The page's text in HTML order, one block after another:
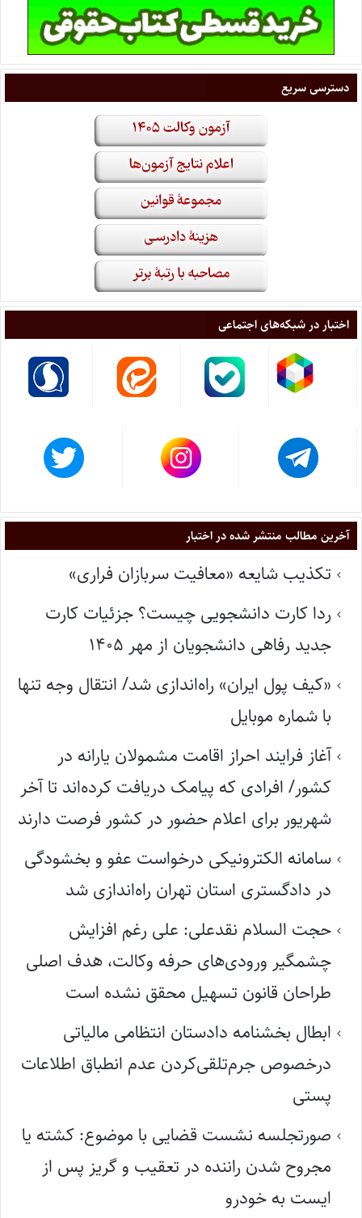
دسترسی سریع
اختبار در شبکه‌های اجتماعی
آخرین مطالب منتشر شده در اختبار
تکذیب شایعه «معافیت سربازان فراری»
ردا کارت دانشجویی چیست؟ جزئیات کارت
جدید رفاهی دانشجویان از مهر ۱۴۰۵
«کیف پول ایران» راه‌اندازی شد/ انتقال وجه تنها
با شماره موبایل
آغاز فرایند احراز اقامت مشمولان یارانه در
کشور/ افرادی که پیامک دریافت کرده‌اند تا آخر
شهریور برای اعلام حضور در کشور فرصت دارند
سامانه الکترونیکی درخواست عفو و بخشودگی
در دادگستری استان تهران راه‌اندازی شد
حجت السلام نقدعلی: علی رغم افزایش
چشمگیر ورودی‌های حرفه وکالت، هدف اصلی
طراحان قانون تسهیل محقق نشده است
ابطال بخشنامه دادستان انتظامی مالیاتی
درخصوص جرم‌تلقی‌کردن عدم انطباق اطلاعات
پستی
صورتجلسه نشست قضایی با موضوع: کشته یا
مجروح شدن راننده در تعقیب و گریز پس از
ایست به خودرو